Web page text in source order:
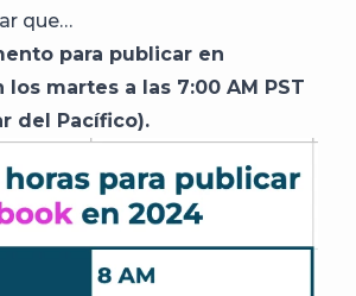
que…
para publicar en
los martes a las 7:00 AM PST
del Pacífico).